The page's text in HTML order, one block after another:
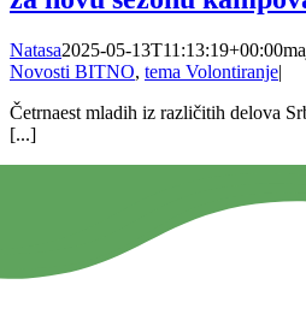
Natasa2025-05-13T11:13:19+00:00
Novosti BITNO, tema Volontiranje|
Četrnaest mladih iz različitih delova
[...]